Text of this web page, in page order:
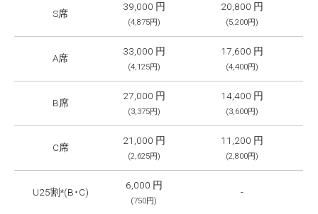
S席
39,000 円
(4,875円)
20,800 円
(5,200円)
A席
33,000 円
(4,125円)
17,600 円
(4,400円)
B席
27,000 円
(3,375円)
14,400 円
(3,600円)
C席
21,000 円
(2,625円)
11,200 円
(2,800円)
U25割*(B･C)
6,000 円
(750円)
-